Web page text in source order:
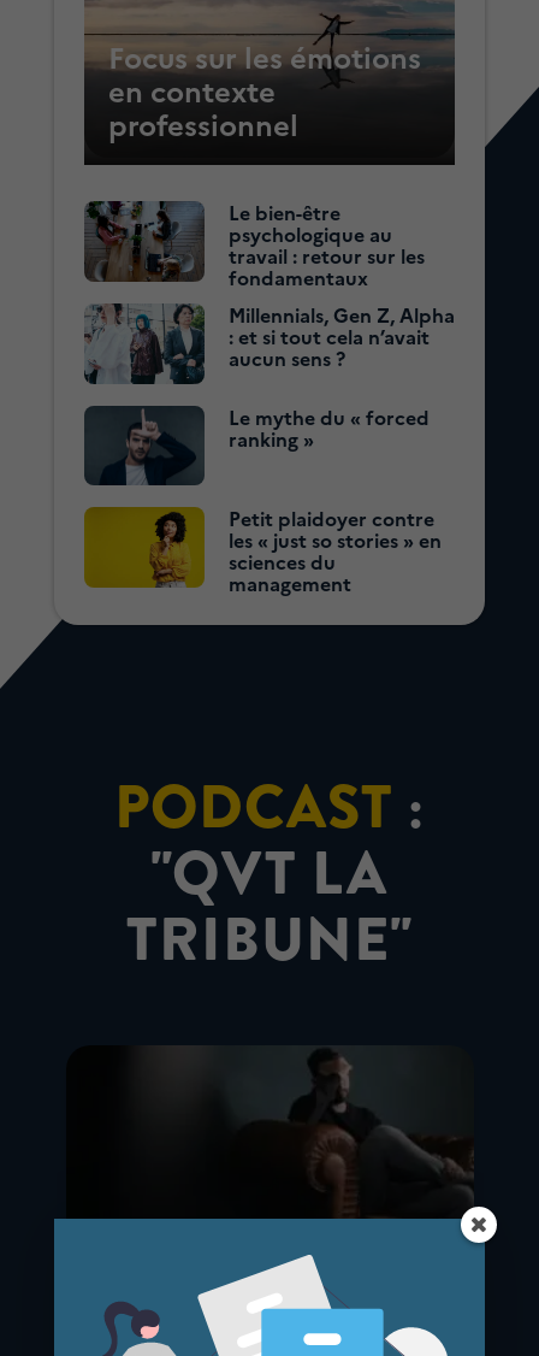
Focus sur les émotions
en contexte
professionnel
Le bien-être
psychologique au
travail : retour sur les
fondamentaux
Millennials, Gen Z, Alpha
: et si tout cela n’avait
aucun sens ?
Le mythe du « forced
ranking »
Petit plaidoyer contre
les « just so stories » en
sciences du
management
PODCAST :
"QVT LA
TRIBUNE"
Les notions galvaudées au travail –
Épisode 3 : burn-out